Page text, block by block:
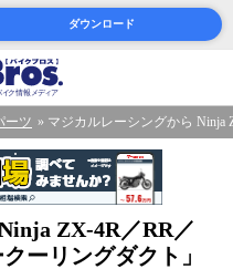
ダウンロード
ーツ マジカルレーシングから Ninja
ZX-4R／RR／
ーリングダクト」